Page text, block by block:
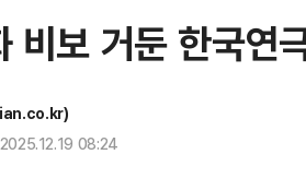
비보 거둔 한국연
08:24